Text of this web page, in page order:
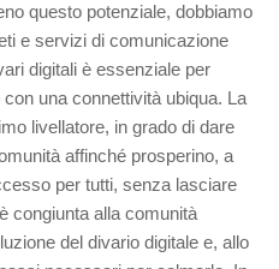
questo potenziale, dobbiamo
e servizi di comunicazione
digitali è essenziale per
una connettività ubiqua. La
livellatore, in grado di dare
affinché prosperino, a
per tutti, senza lasciare
è congiunta alla comunità
del divario digitale e, allo